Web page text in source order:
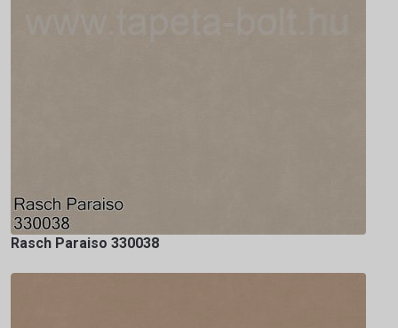
Rasch Paraiso 330038